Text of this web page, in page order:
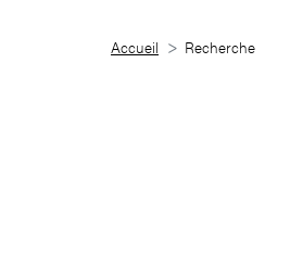
Recherche
Accueil Recherche